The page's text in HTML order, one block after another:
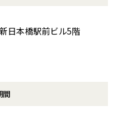
日本橋駅前ビル5階
間